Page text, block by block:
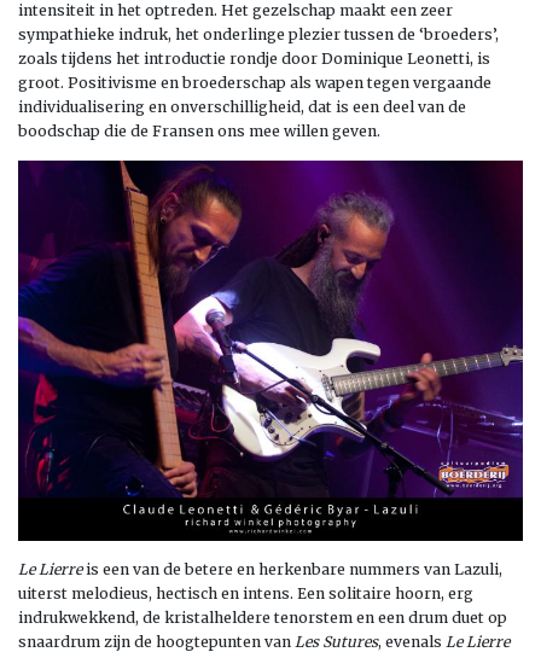
intensiteit in het optreden. Het gezelschap maakt een zeer
sympathieke indruk, het onderlinge plezier tussen de ‘broeders’,
zoals tijdens het introductie rondje door Dominique Leonetti, is
groot. Positivisme en broederschap als wapen tegen vergaande
individualisering en onverschilligheid, dat is een deel van de
boodschap die de Fransen ons mee willen geven.
Le Lierreis een van de betere en herkenbare nummers van Lazuli,
uiterst melodieus, hectisch en intens. Een solitaire hoorn, erg
indrukwekkend, de kristalheldere tenorstem en een drum duet op
snaardrum zijn de hoogtepunten van Les Sutures, evenals Le Lierre